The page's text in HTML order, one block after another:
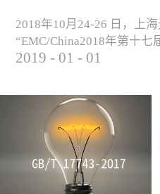
2018年10月24-26 日，上
“EMC/China2018年第十
圆满落幕。我公司与来自
状与未来，并展出测试、
业内外人士参观驻足。展
兼容测试和设计技术》技
德国Langer公司资深工程
2019 - 01 - 01